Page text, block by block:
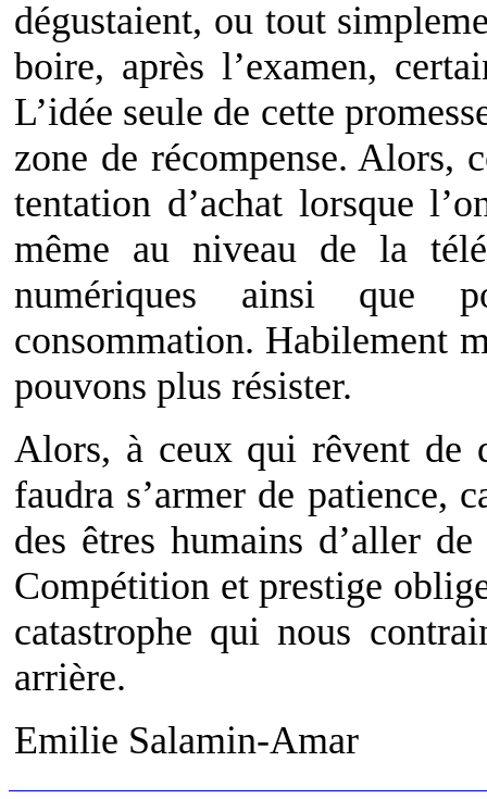
dégustaient, ou tout
boire, après l’examen,
L’idée seule de cette
zone de récompense. Alors,
tentation d’achat lorsque
même au niveau de la
numériques ainsi que
consommation. Habilement
pouvons plus résister.
Alors, à ceux qui rêvent de
faudra s’armer de patience,
des êtres humains d’aller
Compétition et prestige
catastrophe qui nous
arrière.
Emilie Salamin-Amar